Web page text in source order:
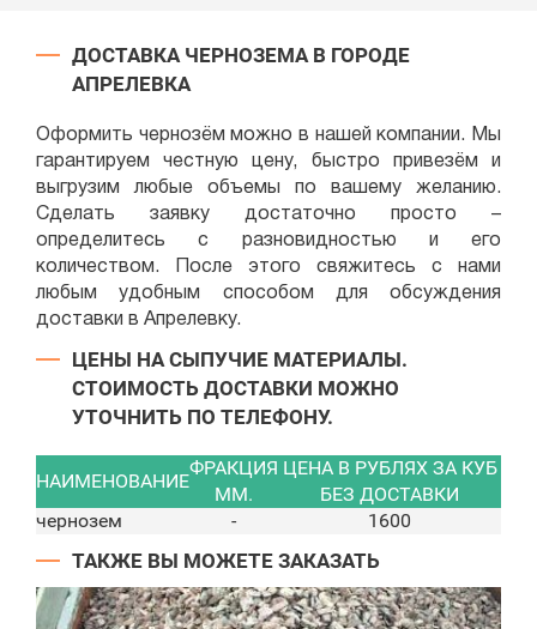
ДОСТАВКА ЧЕРНОЗЕМА В ГОРОДЕ
АПРЕЛЕВКА
Оформить чернозём можно в нашей компании. Мы
гарантируем честную цену, быстро привезём и
выгрузим любые объемы по вашему желанию.
Сделать заявку достаточно просто –
определитесь с разновидностью и его
количеством. После этого свяжитесь с нами
любым удобным способом для обсуждения
доставки в Апрелевку.
ЦЕНЫ НА СЫПУЧИЕ МАТЕРИАЛЫ.
СТОИМОСТЬ ДОСТАВКИ МОЖНО
УТОЧНИТЬ ПО ТЕЛЕФОНУ.
НАИМЕНОВАНИЕ
ФРАКЦИЯ
ММ.
ЦЕНА В РУБЛЯХ ЗА КУБ
БЕЗ ДОСТАВКИ
чернозем
- 1600
ТАКЖЕ ВЫ МОЖЕТЕ ЗАКАЗАТЬ